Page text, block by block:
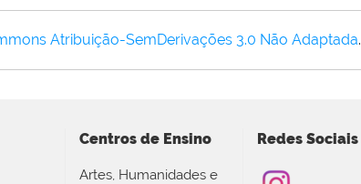
Atribuição-SemDerivações 3.0 Não Adaptada.
Centros de Ensino
Artes, Humanidades e
Redes Sociais